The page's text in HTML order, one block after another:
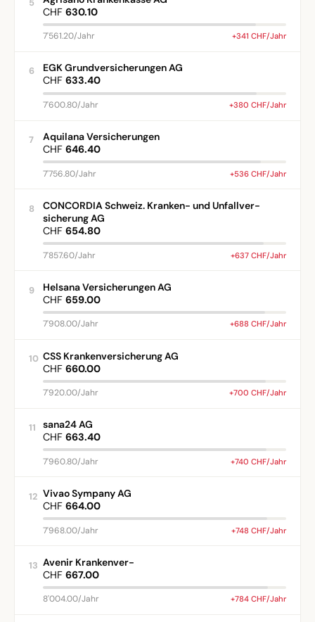
CHF 630.10
7'561.20/Jahr +341 CHF/Jahr
6
EGK Grundversicherungen AG
CHF 633.40
7'600.80/Jahr +380 CHF/Jahr
7
Aquilana Versicherungen
CHF 646.40
7'756.80/Jahr +536 CHF/Jahr
8
CONCORDIA Schweiz. Kranken- und Unfallver-
sicherung AG
CHF 654.80
7'857.60/Jahr +637 CHF/Jahr
9
Helsana Versicherungen AG
CHF 659.00
7'908.00/Jahr +688 CHF/Jahr
10 CSS Krankenversicherung AG
CHF 660.00
7'920.00/Jahr +700 CHF/Jahr
11
sana24 AG
CHF 663.40
7'960.80/Jahr +740 CHF/Jahr
12 Vivao Sympany AG
CHF 664.00
7'968.00/Jahr +748 CHF/Jahr
13 Avenir Krankenver-
CHF 667.00
8'004.00/Jahr +784 CHF/Jahr